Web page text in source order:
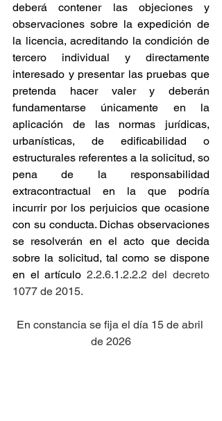
deberá contener las objeciones y
observaciones sobre la expedición de
la licencia, acreditando la condición de
tercero individual y directamente
interesado y presentar las pruebas que
pretenda hacer valer y deberán
fundamentarse únicamente en la
aplicación de las normas jurídicas,
urbanísticas, de edificabilidad o
estructurales referentes a la solicitud, so
pena de la responsabilidad
extracontractual en la que podría
incurrir por los perjuicios que ocasione
con su conducta. Dichas observaciones
se resolverán en el acto que decida
sobre la solicitud, tal como se dispone
en el artículo 2.2.6.1.2.2.2 del decreto
1077 de 2015.
En constancia se fija el día 15 de abril
de 2026